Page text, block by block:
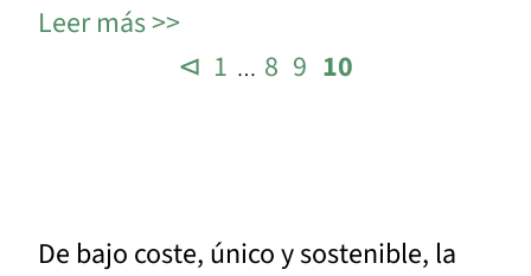
Leer más
⊲ 1 … 8 9 10
De bajo coste, único y sostenible, la